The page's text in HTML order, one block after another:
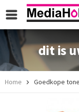
dit is
Home Goedkope